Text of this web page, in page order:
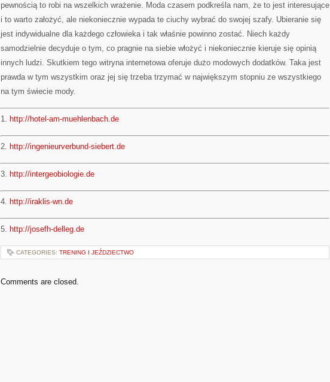
pewnością to robi na wszelkich wrażenie. Moda czasem podkreśla nam, że to jest interesujące
i to warto założyć, ale niekoniecznie wypada te ciuchy wybrać do swojej szafy. Ubieranie się
jest indywidualne dla każdego człowieka i tak właśnie powinno zostać. Niech każdy
samodzielnie decyduje o tym, co pragnie na siebie włożyć i niekoniecznie kieruje się opinią
innych ludzi. Skutkiem tego witryna internetowa oferuje dużo modowych dodatków. Taka jest
prawda w tym wszystkim oraz jej się trzeba trzymać w największym stopniu ze wszystkiego
na tym świecie mody.
1. http://hotel-am-muehlenbach.de
2. http://ingenieurverbund-siebert.de
3. http://intergeobiologie.de
4. http://iraklis-wn.de
5. http://josefh-delleg.de
CATEGORIES: TRENING I JEŹDZIECTWO
Comments are closed.